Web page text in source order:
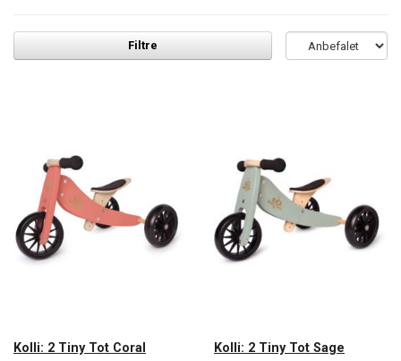
Filtre
Kolli: 2 Tiny Tot Coral Kolli: 2 Tiny Tot Sage